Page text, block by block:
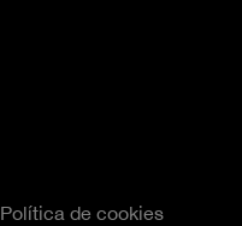
Política de cookies